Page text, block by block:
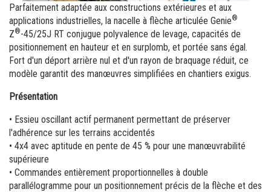
Logiciel interne
Garantie et Enregistrement Produit
BIM - Building Information Modeling
Outils marketing
Carrière
Venez découvrir Terex.com
Relations investisseurs de Terex
Parfaitement adaptée aux constructions extérieures et aux
applications industrielles, la nacelle à flèche articulée Genie®
Z®-45/25J RT conjugue polyvalence de levage, capacités de
positionnement en hauteur et en surplomb, et portée sans égal.
Fort d'un déport arrière nul et d'un rayon de braquage réduit, ce
modèle garantit des manœuvres simplifiées en chantiers exigus.
Présentation
• Essieu oscillant actif permanent permettant de préserver
l'adhérence sur les terrains accidentés
• 4x4 avec aptitude en pente de 45 % pour une manœuvrabilité
supérieure
• Commandes entièrement proportionnelles à double
parallélogramme pour un positionnement précis de la flèche et des